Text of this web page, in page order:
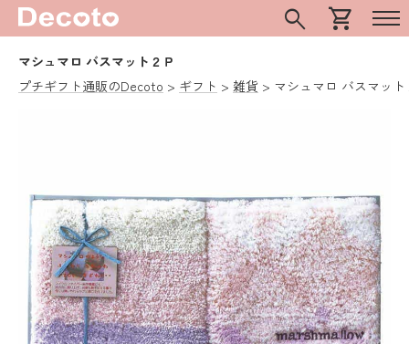
search shopping_cart
マシュマロ バスマット２Ｐ
プチギフト通販のDecoto
ギフト 雑貨 マシュマロ バスマット